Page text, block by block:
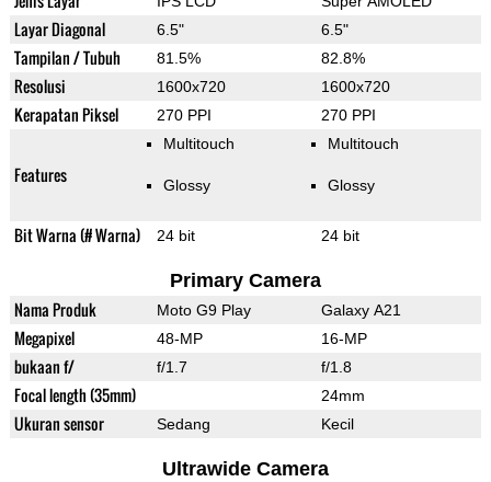
Layar Diagonal 6.5" 6.5"
Tampilan / Tubuh 81.5% 82.8%
Resolusi 1600x720 1600x720
Kerapatan Piksel 270 PPI 270 PPI
Features
Multitouch
Glossy
Multitouch
Glossy
Bit Warna (# Warna) 24 bit 24 bit
Primary Camera
Nama Produk Moto G9 Play Galaxy A21
Megapixel 48-MP 16-MP
bukaan f/ f/1.7 f/1.8
Focal length (35mm) 24mm
Ukuran sensor Sedang Kecil
Ultrawide Camera